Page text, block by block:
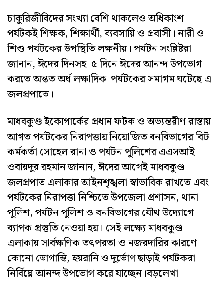
চাকুরিজীবিদের সংখ্যা বেশি থাকলেও অধিকাংশ
পর্যটকই শিক্ষক, শিক্ষার্থী, ব্যবসায়ি ও প্রবাসী। নারী ও
শিশু পর্যটকের উপস্থিতি লক্ষনীয়। পর্যটন সংশ্লিষ্টরা
জানান, ঈদের দিনসহ ৫ দিনে ঈদের আনন্দ উপভোগ
করতে অন্তত অর্ধ লক্ষাদিক পর্যটকের সমাগম ঘটেছে এ
জলপ্রপাতে।
মাধবকুণ্ড ইকোপার্কের প্রধান ফটক ও অভ্যন্তরীণ রাস্তায়
আগত পর্যটকের নিরাপত্তায় নিয়োজিত বনবিভাগের বিট
কর্মকর্তা সোহেল রানা ও পর্যটন পুলিশের এএসআই
ওবায়দুর রহমান জানান, ঈদের আগেই মাধবকুণ্ড
জলপ্রপাত এলাকার আইনশৃঙ্খলা স্বাভাবিক রাখতে এবং
পর্যটকের নিরাপত্তা নিশ্চিতে উপজেলা প্রশাসন, থানা
পুলিশ, পর্যটন পুলিশ ও বনবিভাগের যৌথ উদ্যোগে
ব্যাপক প্রস্তুতি নেওয়া হয়। সেই লক্ষ্যে মাধবকুণ্ড
এলাকায় সার্বক্ষণিক তৎপরতা ও নজরদারির কারণে
কোনো ভোগান্তি, হয়রানি ও দুর্ভোগ ছাড়াই পর্যটকরা
নির্বিঘ্নে আনন্দ উপভোগ করে যাচ্ছেন।বড়লেখা